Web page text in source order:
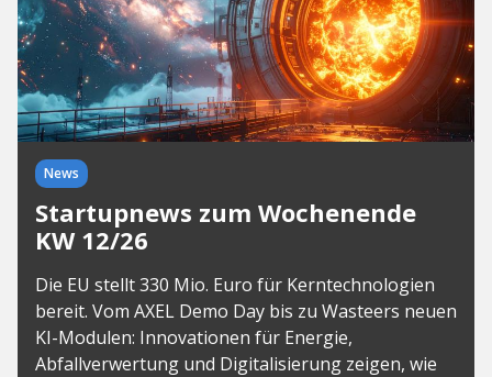
News
Startupnews zum Wochenende
KW 12/26
Die EU stellt 330 Mio. Euro für Kerntechnologien
bereit. Vom AXEL Demo Day bis zu Wasteers neuen
KI-Modulen: Innovationen für Energie,
Abfallverwertung und Digitalisierung zeigen, wie